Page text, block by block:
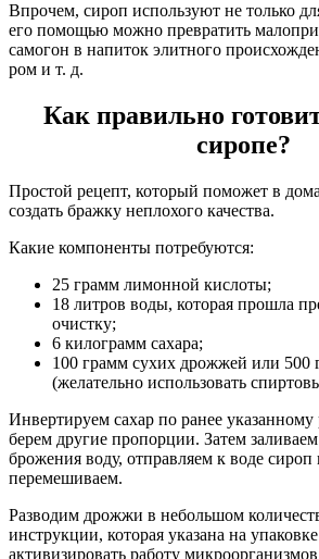
Впрочем, сироп используют не только
его помощью можно превратить
самогон в напиток элитного
ром и т. д.
Как правильно
сиропе?
Простой рецепт, который поможет в
создать бражку неплохого качества.
Какие компоненты потребуются:
25 грамм лимонной кислоты;
18 литров воды, которая прошла
очистку;
6 килограмм сахара;
100 грамм сухих дрожжей или 500
(желательно использовать
Инвертируем сахар по ранее указанному
берем другие пропорции. Затем
брожения воду, отправляем к воде сироп
перемешиваем.
Разводим дрожжи в небольшом
инструкции, которая указана на
активизировать работу